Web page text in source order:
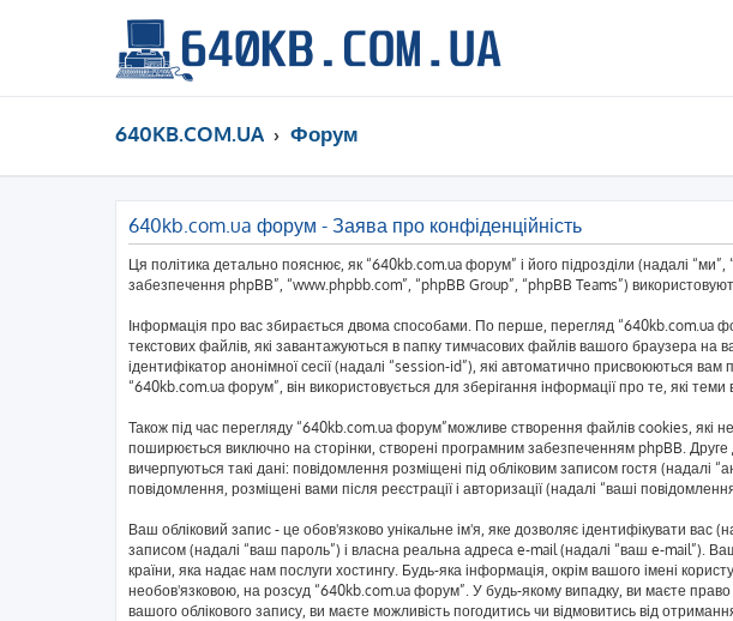
640KB.COM.UA Форум
640kb.com.ua форум - Заява про конфіденційність
Ця політика детально пояснює, як “640kb.com.ua форум” і його підрозділи (надалі
забезпечення phpBB”, “www.phpbb.com”, “phpBB Group”, “phpBB Teams”)
Інформація про вас збирається двома способами. По перше, перегляд “640kb.com.ua
текстових файлів, які завантажуються в папку тимчасових файлів вашого браузера
ідентифікатор анонімної сесії (надалі “session-id”), які автоматично присвоюються
“640kb.com.ua форум”, він використовується для зберігання інформації про те, які
Також під час перегляду “640kb.com.ua форум”можливе створення файлів cookies, які
поширюється виключно на сторінки, створені програмним забезпеченням phpBB.
вичерпуються такі дані: повідомлення розміщені під обліковим записом гостя (надалі
повідомлення, розміщені вами після реєстрації і авторизації (надалі “ваші
Ваш обліковий запис - це обов'язково унікальне ім'я, яке дозволяє ідентифікувати вас
записом (надалі “ваш пароль”) і власна реальна адреса e-mail (надалі “ваш e-mail”).
країни, яка надає нам послуги хостингу. Будь-яка інформація, окрім вашого імені
необов'язковою, на розсуд “640kb.com.ua форум”. У будь-якому випадку, ви маєте
вашого облікового запису, ви маєте можливість погодитись чи відмовитись від